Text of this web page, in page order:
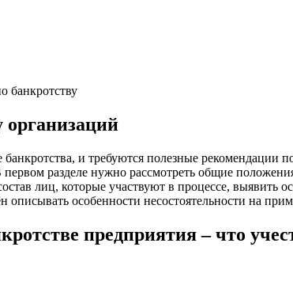
банкротству
и требуются полезные
разделе нужно рассмотреть общие
лиц, которые участвуют в процессе,
особенности несостоятельности на
предприятия – что